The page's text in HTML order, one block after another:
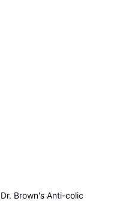
Dr. Brown's Anti-colic